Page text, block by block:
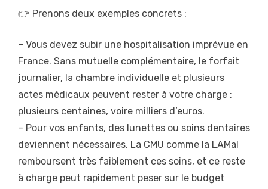
👉 Prenons deux exemples concrets :
– Vous devez subir une hospitalisation imprévue en
France. Sans mutuelle complémentaire, le forfait
journalier, la chambre individuelle et plusieurs
actes médicaux peuvent rester à votre charge :
plusieurs centaines, voire milliers d’euros.
– Pour vos enfants, des lunettes ou soins dentaires
deviennent nécessaires. La CMU comme la LAMal
remboursent très faiblement ces soins, et ce reste
à charge peut rapidement peser sur le budget